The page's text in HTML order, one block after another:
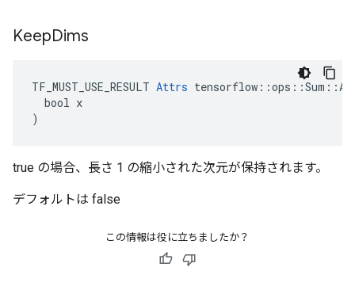
KeepDims
TF_MUST_USE_RESULT Attrs
  bool x
)
true の場合、長さ 1 の縮小された次元が保持されます。
デフォルトは false
この情報は役に立ちましたか？